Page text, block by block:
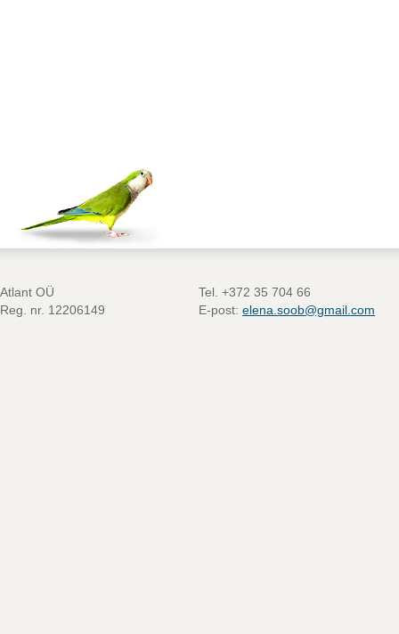
Atlant OÜ
Reg. nr. 12206149
Tel. +372 35 704 66
E-post: elena.soob@gmail.com